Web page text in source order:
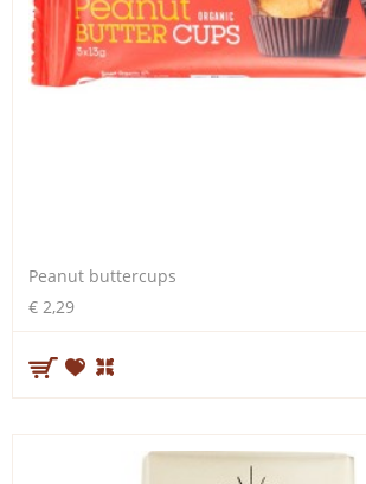
Peanut buttercups
€ 2,29